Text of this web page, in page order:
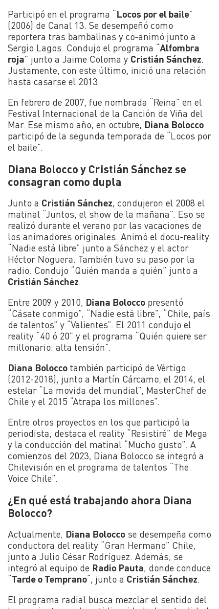
Participó en el programa “Locos por el baile”
(2006) de Canal 13. Se desempeñó como
reportera tras bambalinas y co-animó junto a
Sergio Lagos. Condujo el programa “Alfombra
roja” junto a Jaime Coloma y Cristián Sánchez.
Justamente, con este último, inició una relación
hasta casarse el 2013.
En febrero de 2007, fue nombrada “Reina” en el
Festival Internacional de la Canción de Viña del
Mar. Ese mismo año, en octubre, Diana Bolocco
participó de la segunda temporada de “Locos por
el baile”.
Diana Bolocco y Cristián Sánchez se
consagran como dupla
Junto a Cristián Sánchez, condujeron el 2008 el
matinal “Juntos, el show de la mañana”. Eso se
realizó durante el verano por las vacaciones de
los animadores originales. Animó el docu-reality
“Nadie está libre” junto a Sánchez y el actor
Héctor Noguera. También tuvo su paso por la
radio. Condujo “Quién manda a quién” junto a
Cristián Sánchez.
Entre 2009 y 2010, Diana Bolocco presentó
“Cásate conmigo”, “Nadie está libre”, “Chile, país
de talentos” y “Valientes”. El 2011 condujo el
reality “40 ó 20” y el programa “Quién quiere ser
millonario: alta tensión”.
Diana Bolocco también participó de Vértigo
(2012-2018), junto a Martín Cárcamo, el 2014, el
estelar “La movida del mundial”, MasterChef de
Chile y el 2015 “Atrapa los millones”.
Entre otros proyectos en los que participó la
periodista, destaca el reality “Resistiré” de Mega
y la conducción del matinal “Mucho gusto”. A
comienzos del 2023, Diana Bolocco se integró a
Chilevisión en el programa de talentos “The
Voice Chile”.
¿En qué está trabajando ahora Diana
Bolocco?
Actualmente, Diana Bolocco se desempeña como
conductora del reality “Gran Hermano” Chile,
junto a Julio César Rodríguez. Además, se
integró al equipo de Radio Pauta, donde conduce
“Tarde o Temprano“, junto a Cristián Sánchez.
El programa radial busca mezclar el sentido del